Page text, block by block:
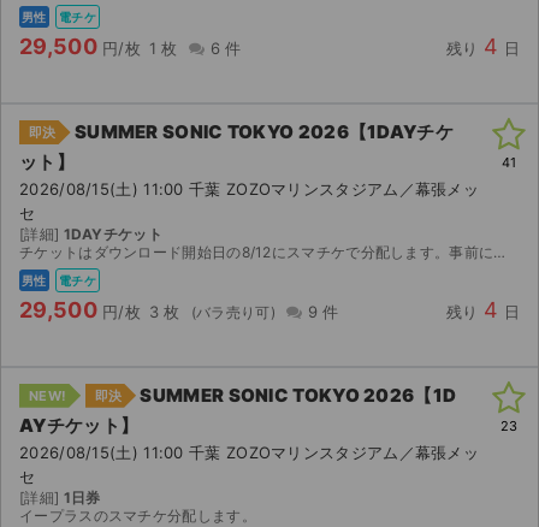
男性 電チケ
29,500 円/枚 1 枚 6 件 残り 4 日
即決
SUMMER SONIC TOKYO 2026【1DAYチケ
ット】
2026/08/15(土) 11:00 千葉 ZOZOマリンスタジアム／幕張メッ
セ
[詳細] 1DAYチケット
チケットはダウンロード開始日の8/12にスマチケで分配します。事前にイープラス会員登録とアプリのダウンロードをお願いします。電子チケット分配に買い手のメールアドレスが必要なため、ご入金後連絡ボー...
男性 電チケ
29,500 円/枚 3 枚 9 件 残り 4 日
41
NEW! 即決
SUMMER SONIC TOKYO 2026【1D
AYチケット】
2026/08/15(土) 11:00 千葉 ZOZOマリンスタジアム／幕張メッ
セ
[詳細] 1日券
イープラスのスマチケ分配します。
23